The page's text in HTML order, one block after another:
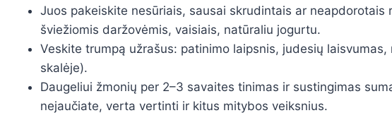
Juos pakeiskite nesūriais, sausai skrudintais ar neapdorotais
šviežiomis daržovėmis, vaisiais, natūraliu jogurtu.
Veskite trumpą užrašus: patinimo laipsnis, judesių
skalėje).
Daugeliui žmonių per 2–3 savaites tinimas ir sustingimas
nejaučiate, verta vertinti ir kitus mitybos veiksnius.